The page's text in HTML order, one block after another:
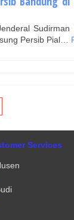
Persib Pial…
Services